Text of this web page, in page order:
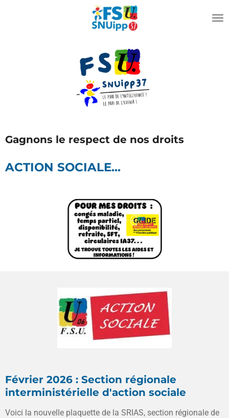
Gagnons le respect de nos droits
ACTION SOCIALE...
Février 2026 : Section régionale
interministérielle d'action sociale
Voici la nouvelle plaquette de la SRIAS, section régionale de